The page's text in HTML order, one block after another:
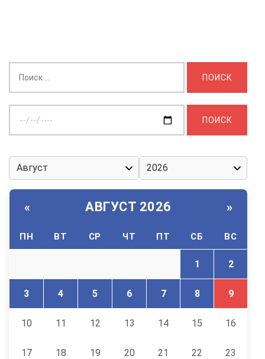
дату:
« АВГУСТ 2026 »
ПН ВТ СР ЧТ ПТ СБ ВС
1 2
3 4 5 6 7 8 9
10 11 12 13 14 15 16
17 18 19 20 21 22 23